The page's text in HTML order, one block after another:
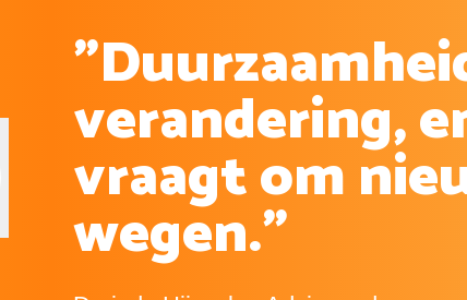
verandering,
vraagt om
wegen."